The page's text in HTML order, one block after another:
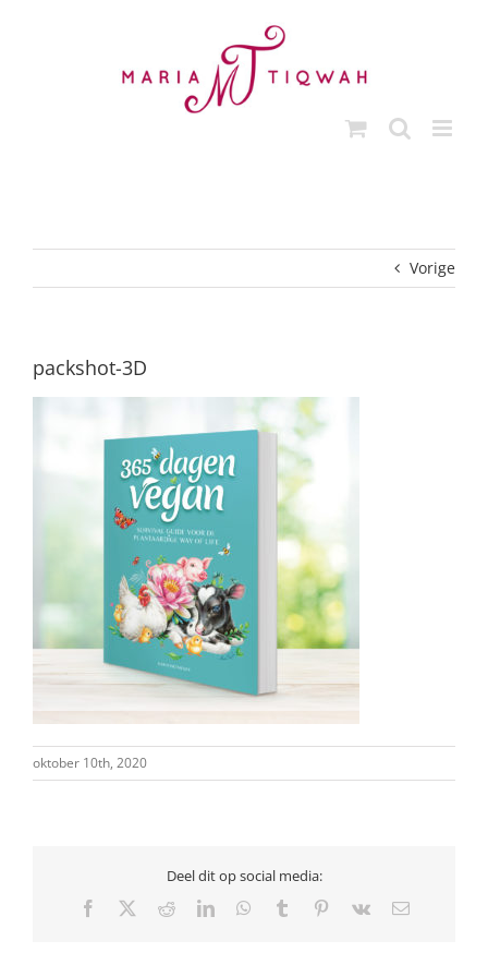
Vorige
packshot-3D
oktober 10th, 2020
Deel dit op social media:
Facebook RedditLinkedInWhatsApp
Tumblr Pinterest
Vk
E-